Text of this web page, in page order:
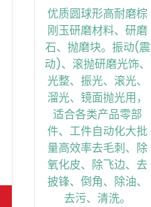
优质圆球形高耐磨棕
刚玉研磨材料、研磨
石、抛磨块。振动(震
动)、滚抛研磨光饰、
光整、振光、滚光、
溜光、镜面抛光用，
适合各类产品零部
件、工件自动化大批
量高效率去毛刺、除
氧化皮、除飞边、去
披锋、倒角、除油、
去污、清洗。